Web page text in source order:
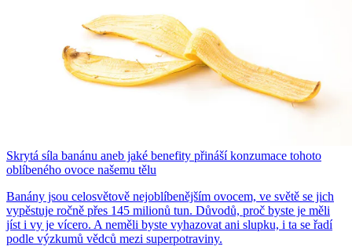
Skrytá síla banánu aneb jaké benefity přináší konzumace tohoto
oblíbeného ovoce našemu tělu
Banány jsou celosvětově nejoblíbenějším ovocem, ve světě se jich
vypěstuje ročně přes 145 milionů tun. Důvodů, proč byste je měli
jíst i vy je vícero. A neměli byste vyhazovat ani slupku, i ta se řadí
podle výzkumů vědců mezi superpotraviny.